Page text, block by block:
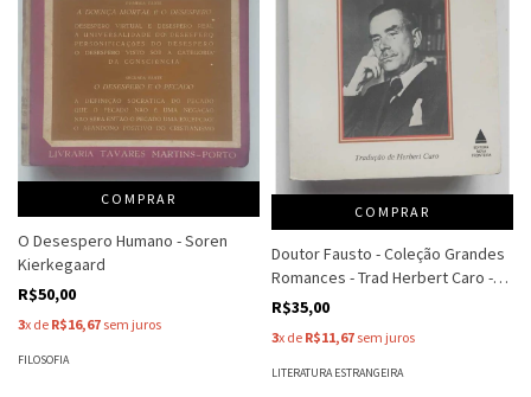
COMPRAR
O Desespero Humano - Soren
Kierkegaard
R$50,00
3x de R$16,67 sem juros
FILOSOFIA
COMPRAR
Doutor Fausto - Coleção Grandes
Romances - Trad Herbert Caro -
Thomas Mann
R$35,00
3x de R$11,67 sem juros
LITERATURA ESTRANGEIRA